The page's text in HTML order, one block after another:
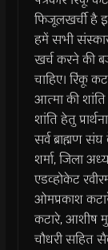
फिजूलखर्ची है
हमें सभी
खर्च करने की
चाहिए। रिंकू
आत्मा की
शांति हेतु
सर्व ब्राह्मण संघ
शर्मा, जिला
एडव्होकेट
ओमप्रकाश
कटारे, आशीष
चौधरी सहित